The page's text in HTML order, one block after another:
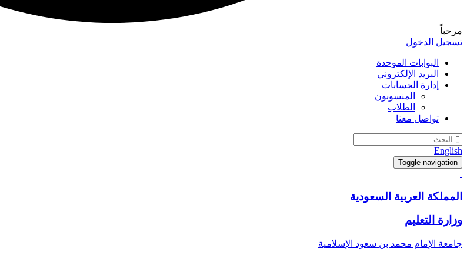
مرحباً
تسجيل الدخول
البوابات الموحدة
البريد الإلكتروني
إدارة الحسابات
المنسوبون
الطلاب
تواصل معنا
English
Toggle navigation
المملكة العربية السعودية
وزارة التعليم
جامعة الإمام محمد بن سعود الإسلامية